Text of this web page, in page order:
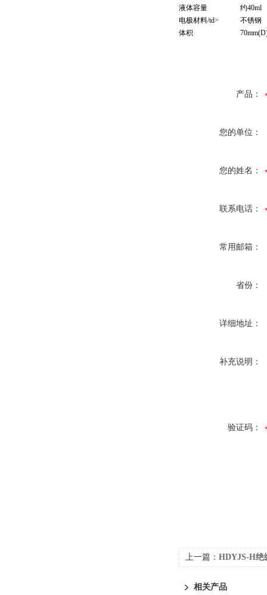
液体容量
约40ml
电极材料/td>
不锈钢
体积
产品：
您的单位：
您的姓名：
联系电话：
常用邮箱：
省份：
详细地址：
补充说明：
验证码：
上一篇： HDYJS-H绝
相关产品